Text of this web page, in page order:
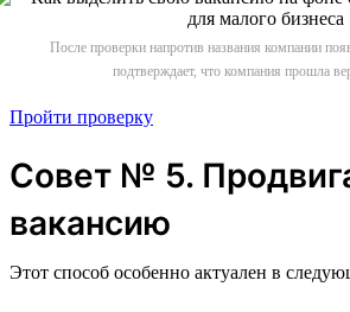
После проверки напротив названия компании
подтверждает, что компания прошла
Пройти проверку
Совет № 5.
вакансию
Этот способ особенно актуален в